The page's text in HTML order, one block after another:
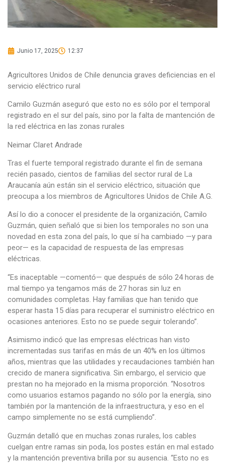
Junio 17, 2025 12:37
Agricultores Unidos de Chile denuncia graves deficiencias en el
servicio eléctrico rural
Camilo Guzmán aseguró que esto no es sólo por el temporal
registrado en el sur del país, sino por la falta de mantención de
la red eléctrica en las zonas rurales
Neimar Claret Andrade
Tras el fuerte temporal registrado durante el fin de semana
recién pasado, cientos de familias del sector rural de La
Araucanía aún están sin el servicio eléctrico, situación que
preocupa a los miembros de Agricultores Unidos de Chile A.G.
Así lo dio a conocer el presidente de la organización, Camilo
Guzmán, quien señaló que si bien los temporales no son una
novedad en esta zona del país, lo que sí ha cambiado —y para
peor— es la capacidad de respuesta de las empresas
eléctricas.
“Es inaceptable —comentó— que después de sólo 24 horas de
mal tiempo ya tengamos más de 27 horas sin luz en
comunidades completas. Hay familias que han tenido que
esperar hasta 15 días para recuperar el suministro eléctrico en
ocasiones anteriores. Esto no se puede seguir tolerando”.
Asimismo indicó que las empresas eléctricas han visto
incrementadas sus tarifas en más de un 40% en los últimos
años, mientras que las utilidades y recaudaciones también han
crecido de manera significativa. Sin embargo, el servicio que
prestan no ha mejorado en la misma proporción. “Nosotros
como usuarios estamos pagando no sólo por la energía, sino
también por la mantención de la infraestructura, y eso en el
campo simplemente no se está cumpliendo”.
Guzmán detalló que en muchas zonas rurales, los cables
cuelgan entre ramas sin poda, los postes están en mal estado
y la mantención preventiva brilla por su ausencia. “Esto no es